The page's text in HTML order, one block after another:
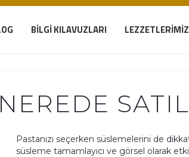
BILGI KILAVUZLARI LEZZETLERIMIZ
Pastanızı seçerken süslemelerini de
süsleme tamamlayıcı ve görsel olarak